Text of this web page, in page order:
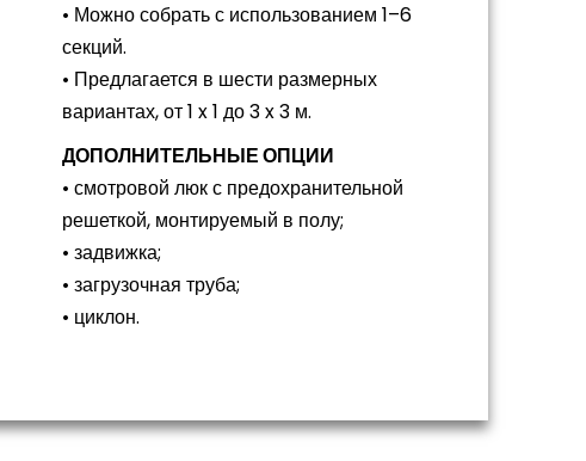
• Можно собрать с использованием 1–6
секций.
• Предлагается в шести размерных
вариантах, от 1 x 1 до 3 x 3 м.
ДОПОЛНИТЕЛЬНЫЕ ОПЦИИ
• смотровой люк с предохранительной
решеткой, монтируемый в полу;
• задвижка;
• загрузочная труба;
• циклон.